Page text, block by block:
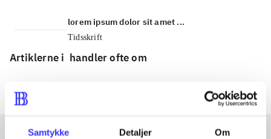
Samtykke Detaljer Om
lorem ipsum dolor sit amet ...
Tidsskrift
Artiklerne i handler ofte om